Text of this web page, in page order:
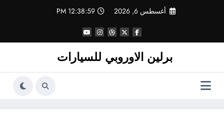
أغسطس 6, 2026 12:38:59 PM
برلين الاوروبي للسيارات